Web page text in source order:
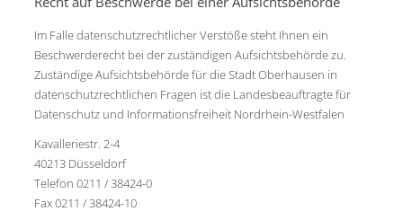
Im Falle datenschutzrechtlicher Verstöße steht Ihnen ein
Beschwerderecht bei der zuständigen Aufsichtsbehörde zu.
Zuständige Aufsichtsbehörde für die Stadt Oberhausen in
datenschutzrechtlichen Fragen ist die Landesbeauftragte für
Datenschutz und Informationsfreiheit Nordrhein-Westfalen
Kavalleriestr. 2-4
40213 Düsseldorf
Telefon 0211 / 38424-0
Fax 0211 / 38424-10